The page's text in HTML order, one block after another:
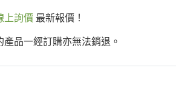
上詢價 最新報價！
品一經訂購亦無法銷退。